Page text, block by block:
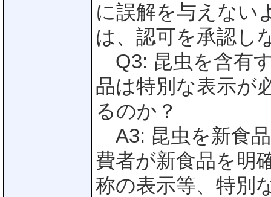
に誤解を与えない
は、認可を承認し
Q3: 昆虫を含有
品は特別な表示が
るのか？
A3: 昆虫を新食
費者が新食品を明
称の表示等、特別